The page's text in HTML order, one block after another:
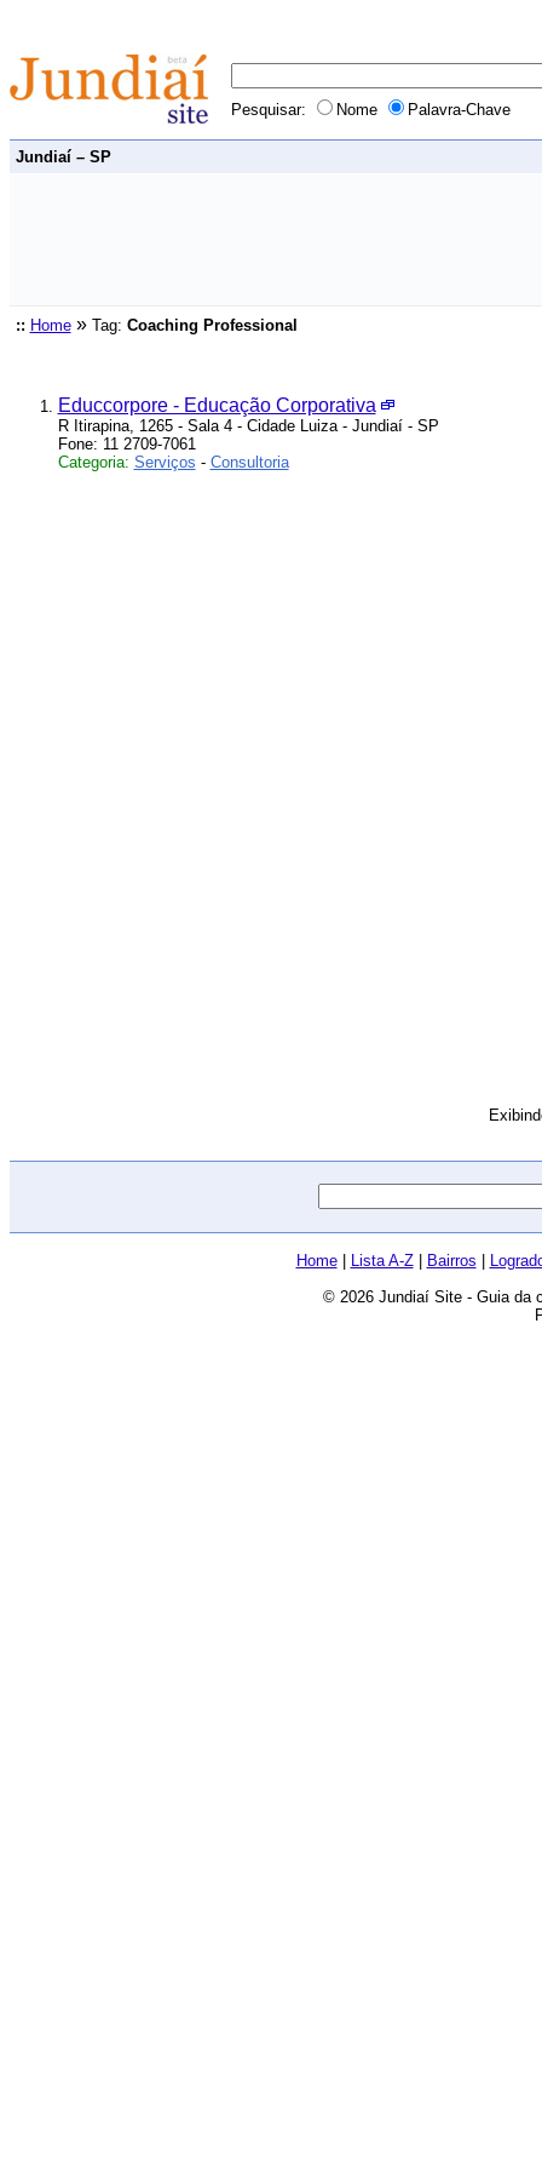
Pesquisar: Nome Palavra-Chave
Jundiaí – SP
:: Home »Tag: Coaching Professional
Educcorpore - Educação Corporativa
R Itirapina, 1265 - Sala 4 - Cidade Luiza - Jundiaí - SP
Fone: 11 2709-7061
Categoria: Serviços - Consultoria
Home| Lista A-Z| Bairros
© 2026 Jundiaí Site - Guia da